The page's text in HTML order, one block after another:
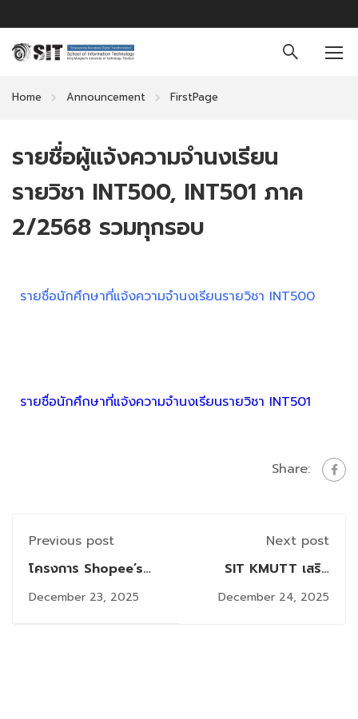
Home Announcement FirstPage
รายชื่อผู้แจ้งความจำนงเรียน
รายวิชา INT500, INT501 ภาค
2/2568 รวมทุกรอบ
รายชื่อนักศึกษาที่แจ้งความจำนงเรียนรายวิชา INT500
รายชื่อนักศึกษาที่แจ้งความจำนงเรียนรายวิชา INT501
Share:
Previous post
โครงการ Shopee’s
Graduate
Development
December 23, 2025
Next post
SIT KMUTT เสริม
ทักษะการบริหารเงินให้
บุคลากร จัดบรรยาย
December 24, 2025